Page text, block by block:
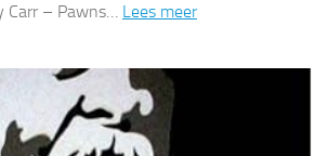
Carr – Pawns… Lees meer